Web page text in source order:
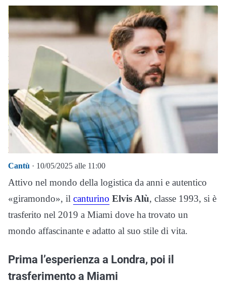
Cantù · 10/05/2025 alle 11:00
Attivo nel mondo della logistica da anni e autentico
«giramondo», il canturino Elvis Alù, classe 1993, si è
trasferito nel 2019 a Miami dove ha trovato un
mondo affascinante e adatto al suo stile di vita.
Prima l’esperienza a Londra, poi il
trasferimento a Miami